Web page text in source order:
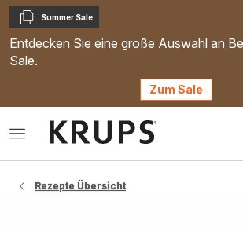
Kopieren
Summer Sale
Entdecken Sie eine große Auswahl an
Sale.
Zum Sale
Das
Rezepte Übersicht